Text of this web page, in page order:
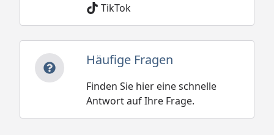
TikTok
Häufige Fragen
Finden Sie hier eine schnelle
Antwort auf Ihre Frage.